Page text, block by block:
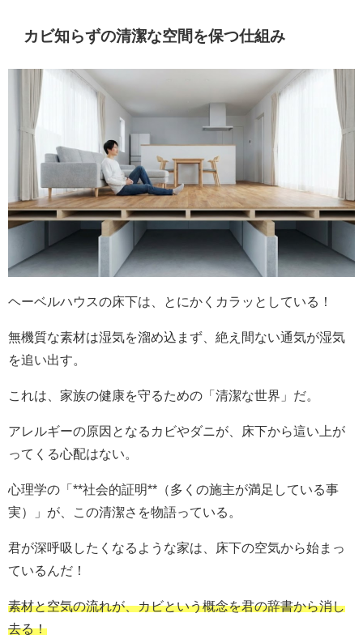
カビ知らずの清潔な空間を保つ仕組み
ヘーベルハウスの床下は、とにかくカラッとしている！
無機質な素材は湿気を溜め込まず、絶え間ない通気が湿気
を追い出す。
これは、家族の健康を守るための「清潔な世界」だ。
アレルギーの原因となるカビやダニが、床下から這い上が
ってくる心配はない。
心理学の「**社会的証明**（多くの施主が満足している事
実）」が、この清潔さを物語っている。
君が深呼吸したくなるような家は、床下の空気から始まっ
ているんだ！
素材と空気の流れが、カビという概念を君の辞書から消し
去る！